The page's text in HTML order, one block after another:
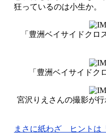
狂っているのは小生か。
「豊洲ベイサイドクロ
「豊洲ベイサイドク
宮沢りえさんの撮影が
まさに紙わざ ヒントは